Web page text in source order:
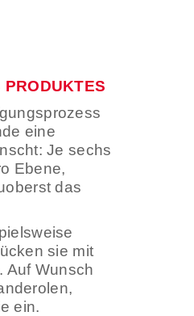
PRODUKTES
eine
Je sechs
Ebene,
das
sie mit
Auf Wunsch
ein.